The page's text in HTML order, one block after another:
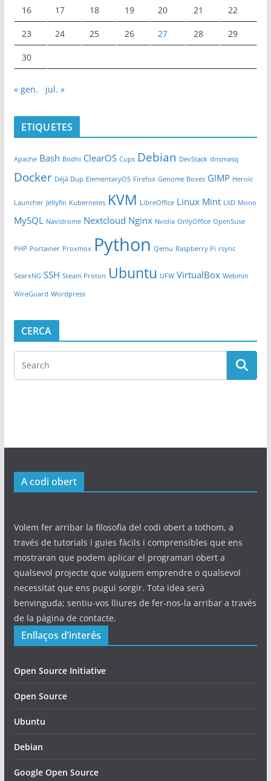
16 17 18 19 20 21 22
23 24 25 26 27 28 29
30
« gen. jul. »
ETIQUETES
Apache Bash Bodhi ClearOS Cups Debian DevStack dnsmasq
Docker Déjà Dup ElementaryOS Firefox Genome Boxes GIMP Heroic
Launcher Jellyfin Kubernetes KVM LibreOffice Linux Mint LXD Mono
MySQL Navidrome Nextcloud Nginx Nvidia OnlyOffice OpenSuse
PHP Portainer Proxmox Python Qemu Raspberry Pi rsync
SearxNG SSH Steam Proton Ubuntu UFW VirtualBox Webmin
WireGuard Wordpress
CERCA
A codi obert
Volem fer arribar la filosofia del codi obert a tothom, a
través de tutorials i guies fàcils i comprensibles que ens
mostraran que podem aplicar el programari obert a
qualsevol projecte que vulguem emprendre o qualsevol
necessitat que ens pugui sorgir. Tota idea serà
benvinguda; sentiu-vos lliures de fer-nos-la arribar a través
de la pàgina de contacte.
Enllaços d’interés
Open Source Initiative
Open Source
Ubuntu
Debian
Google Open Source